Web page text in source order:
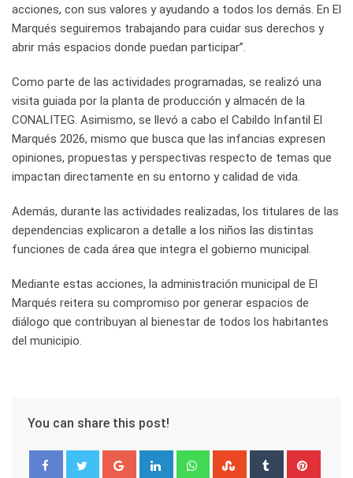
acciones, con sus valores y ayudando a todos los demás. En El
Marqués seguiremos trabajando para cuidar sus derechos y
abrir más espacios donde puedan participar”.
Como parte de las actividades programadas, se realizó una
visita guiada por la planta de producción y almacén de la
CONALITEG. Asimismo, se llevó a cabo el Cabildo Infantil El
Marqués 2026, mismo que busca que las infancias expresen
opiniones, propuestas y perspectivas respecto de temas que
impactan directamente en su entorno y calidad de vida.
Además, durante las actividades realizadas, los titulares de las
dependencias explicaron a detalle a los niños las distintas
funciones de cada área que integra el gobierno municipal.
Mediante estas acciones, la administración municipal de El
Marqués reitera su compromiso por generar espacios de
diálogo que contribuyan al bienestar de todos los habitantes
del municipio.
You can share this post!
Google+ LinkedIn WhatsappStumbleUpon
Tumblr